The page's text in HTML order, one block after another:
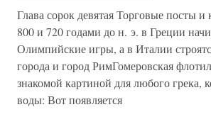
Глава сорок девятая Торговые посты
800 и 720 годами до н. э. в Греции
Олимпийские игры, а в Италии
города и город РимГомеровская
знакомой картиной для любого грека,
воды: Вот появляется